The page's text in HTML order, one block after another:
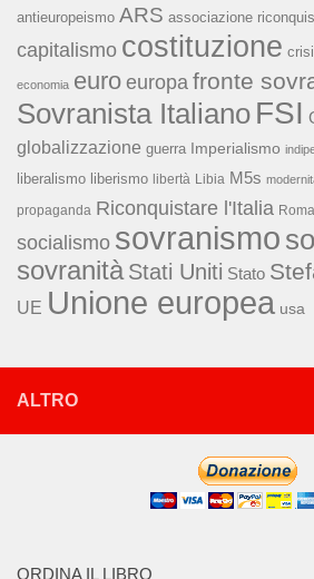
antieuropeismo ARS associazione
capitalismo costituzione crisi
economia euro europa fronte
Sovranista Italiano FSI
globalizzazione guerra Imperialismo
liberalismo liberismo libertà Libia M5s
propaganda Riconquistare l'Italia Roma
socialismo sovranismo
sovranità Stati Uniti Stato
UE Unione europea usa
ALTRO
ORDINA IL LIBRO